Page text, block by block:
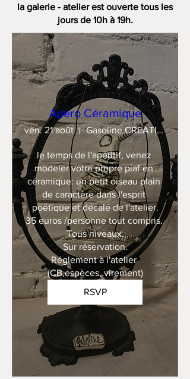
la galerie - atelier est ouverte tous les
jours de 10h à 19h.
Apéro Céramique
ven. 21 août Gasoline CREATION
le temps de l'apéritif, venez
modeler votre propre piaf en
céramique: un petit oiseau plain
de caractère dans l'esprit
poétique et décalé de l'atelier.
35 euros /personne tout compris.
Tous niveaux.
Sur réservation.
Réglement à l'atelier
(CB,espèces, virement)
RSVP